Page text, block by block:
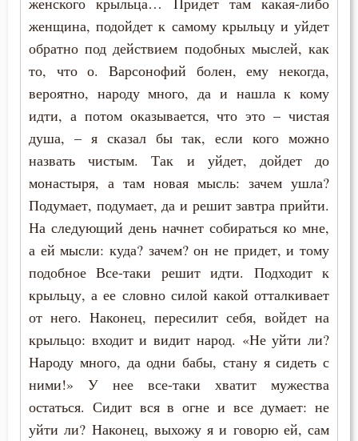
Мученичество
Мысли
Наказание
Наслаждение
Нравственность
Оправдание себя
Очищение
Падение
Подвиг
женщина, подойдет к самому крыльцу и уйдет
обратно под действием подобных мыслей, как
то, что о. Варсонофий болен, ему некогда,
вероятно, народу много, да и нашла к кому
идти, а потом оказывается, что это – чистая
душа, – я сказал бы так, если кого можно
назвать чистым. Так и уйдет, дойдет до
монастыря, а там новая мысль: зачем ушла?
Подумает, подумает, да и решит завтра прийти.
На следующий день начнет собираться ко мне,
а ей мысли: куда? зачем? он не придет, и тому
подобное Все-таки решит идти. Подходит к
крыльцу, а ее словно силой какой отталкивает
от него. Наконец, пересилит себя, войдет на
крыльцо: входит и видит народ. «Не уйти ли?
Народу много, да одни бабы, стану я сидеть с
ними!» У нее все-таки хватит мужества
остаться. Сидит вся в огне и все думает: не
уйти ли? Наконец, выхожу я и говорю ей, сам